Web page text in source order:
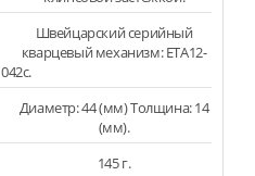
Швейцарский серийный
кварцевый механизм: ETA12-
042c.
Диаметр: 44 (мм) Толщина: 14
(мм).
145 г.